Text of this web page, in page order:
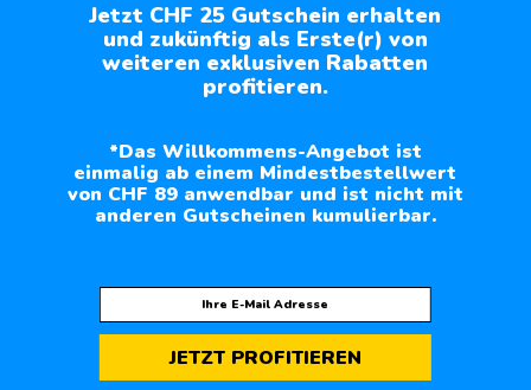
Jetzt CHF 25 Gutschein erhalten
und zukünftig als Erste(r) von
weiteren exklusiven Rabatten
profitieren.
*Das Willkommens-Angebot ist
einmalig ab einem Mindestbestellwert
von CHF 89 anwendbar und ist nicht mit
anderen Gutscheinen kumulierbar.
JETZT PROFITIEREN